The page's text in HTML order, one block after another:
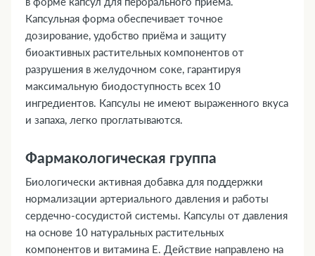
Капсульная форма обеспечивает точное
дозирование, удобство приёма и защиту
биоактивных растительных компонентов от
разрушения в желудочном соке, гарантируя
максимальную биодоступность всех 10
ингредиентов. Капсулы не имеют выраженного вкуса
и запаха, легко проглатываются.
Фармакологическая группа
Биологически активная добавка для поддержки
нормализации артериального давления и работы
сердечно-сосудистой системы. Капсулы от давления
на основе 10 натуральных растительных
компонентов и витамина Е. Действие направлено на